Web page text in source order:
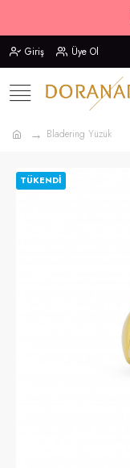
Giriş Üye Ol
Bladering Yüzük
TÜKENDI